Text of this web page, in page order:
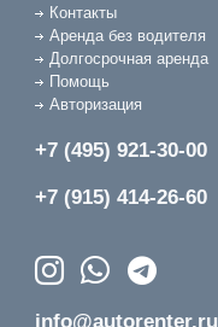
Контакты
Аренда без водителя
Долгосрочная аренда
Помощь
Авторизация
+7 (495) 921-30-00
+7 (915) 414-26-60
info@autorenter.ru